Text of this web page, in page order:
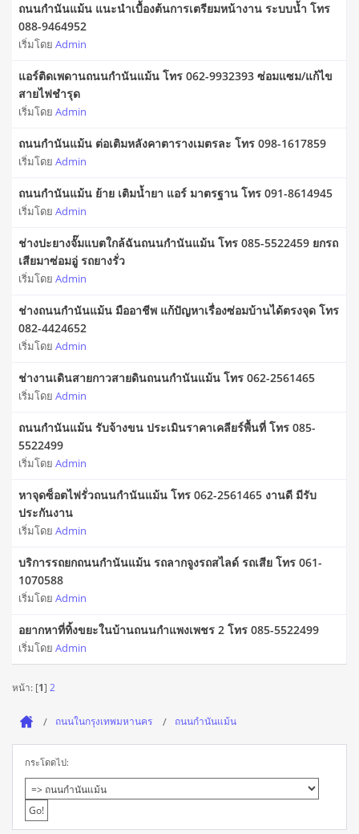
ถนนกำนันแม้น แนะนำเบื้องต้นการเตรียมหน้างาน ระบบน้ำ โทร
088-9464952
เริ่มโดย Admin
แอร์ติดเพดานถนนกำนันแม้น โทร 062-9932393 ซ่อมแซม/แก้ไข
สายไฟชำรุด
เริ่มโดย Admin
ถนนกำนันแม้น ต่อเติมหลังคาตารางเมตรละ โทร 098-1617859
เริ่มโดย Admin
ถนนกำนันแม้น ย้าย เติมน้ำยา แอร์ มาตรฐาน โทร 091-8614945
เริ่มโดย Admin
ช่างปะยางจั๊มแบตใกล้ฉันถนนกำนันแม้น โทร 085-5522459 ยกรถ
เสียมาซ่อมอู่ รถยางรั่ว
เริ่มโดย Admin
ช่างถนนกำนันแม้น มืออาชีพ แก้ปัญหาเรื่องซ่อมบ้านได้ตรงจุด โทร
082-4424652
เริ่มโดย Admin
ช่างานเดินสายกาวสายดินถนนกำนันแม้น โทร 062-2561465
เริ่มโดย Admin
ถนนกำนันแม้น รับจ้างขน ประเมินราคาเคลียร์พื้นที่ โทร 085-
5522499
เริ่มโดย Admin
หาจุดซ็อตไฟรั่วถนนกำนันแม้น โทร 062-2561465 งานดี มีรับ
ประกันงาน
เริ่มโดย Admin
บริการรถยกถนนกำนันแม้น รถลากจูงรถสไลด์ รถเสีย โทร 061-
1070588
เริ่มโดย Admin
อยากหาที่ทิ้งขยะในบ้านถนนกำแพงเพชร 2 โทร 085-5522499
เริ่มโดย Admin
หน้า: [1] 2
ถนนในกรุงเทพมหานคร ถนนกำนันแม้น
กระโดดไป: